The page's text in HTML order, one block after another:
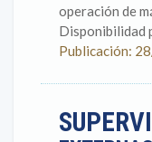
operación de
Disponibilidad
Publicación: